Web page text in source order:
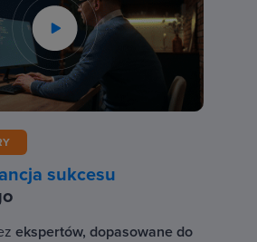
sukcesu
ekspertów, dopasowane do